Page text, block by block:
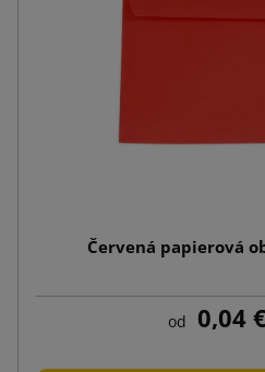
Červená papierová
od 0,04 €